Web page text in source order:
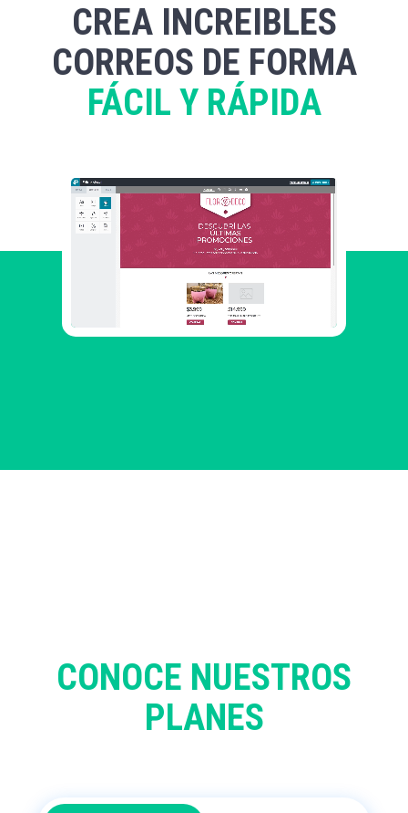
CREA INCREIBLES
CORREOS DE FORMA
FÁCIL Y RÁPIDA
COMIENZA HOY
CONOCE NUESTROS
PLANES